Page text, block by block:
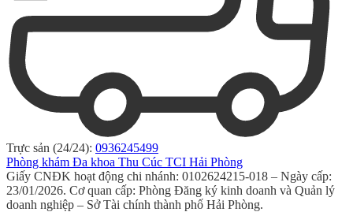
Trực sản (24/24): 0936245499
Phòng khám Đa khoa Thu Cúc TCI Hải Phòng
Giấy CNĐK hoạt động chi nhánh: 0102624215-018 – Ngày cấp:
23/01/2026. Cơ quan cấp: Phòng Đăng ký kinh doanh và Quản lý
doanh nghiệp – Sở Tài chính thành phố Hải Phòng.